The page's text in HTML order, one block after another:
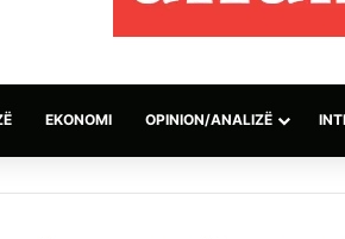
EKONOMI OPINION/ANALIZË